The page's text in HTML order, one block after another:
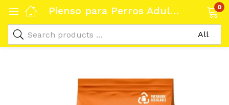
Pienso para Perros Adultos Medianos con Pescado 10kg – Nature’s Variety Healthy Grain 0